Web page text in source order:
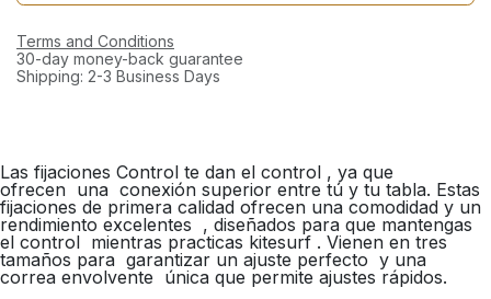
Terms and Conditions
30-day money-back guarantee
Shipping: 2-3 Business Days
Las fijaciones Control te dan el control , ya que
ofrecen una conexión superior entre tú y tu tabla. Estas
fijaciones de primera calidad ofrecen una comodidad y un
rendimiento excelentes , diseñados para que mantengas
el control mientras practicas kitesurf . Vienen en tres
tamaños para garantizar un ajuste perfecto y una
correa envolvente única que permite ajustes rápidos.